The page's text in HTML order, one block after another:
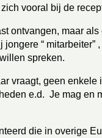
vooral bij de
ontvangen, maar
“
spreken.
vraagt, geen enkele
e.d.  Je mag en
die in overige